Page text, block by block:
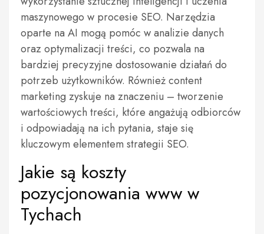
maszynowego w procesie SEO. Narzędzia
oparte na AI mogą pomóc w analizie danych
oraz optymalizacji treści, co pozwala na
bardziej precyzyjne dostosowanie działań do
potrzeb użytkowników. Również content
marketing zyskuje na znaczeniu – tworzenie
wartościowych treści, które angażują odbiorców
i odpowiadają na ich pytania, staje się
kluczowym elementem strategii SEO.
Jakie są koszty
pozycjonowania www w
Tychach